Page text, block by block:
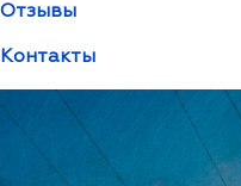
Отзывы
Контакты